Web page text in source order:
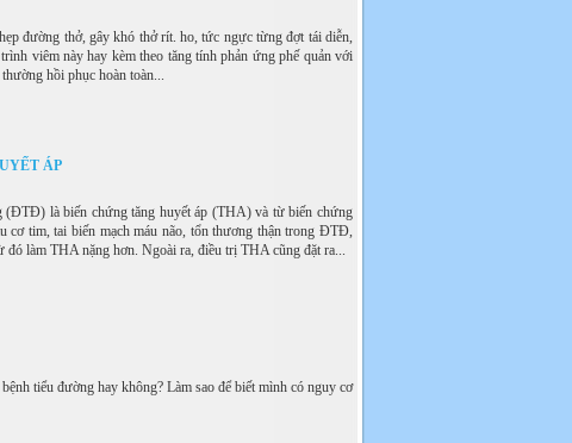
đường thở, gây khó thở rít. ho, tức ngực từng đợt tái diễn,
viêm này hay kèm theo tăng tính phản ứng phế quản với
hồi phục hoàn toàn...
ÁP
(ÐTÐ) là biến chứng tăng huyết áp (THA) và từ biến chứng
cơ tim, tai biến mạch máu não, tổn thương thận trong ÐTÐ,
làm THA nặng hơn. Ngoài ra, điều trị THA cũng đặt ra...
tiểu đường hay không? Làm sao để biết mình có nguy cơ